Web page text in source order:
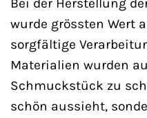
Bei der Herstellung
wurde grössten Wert
sorgfältige
Materialien wurden
Schmuckstück zu
schön aussieht,